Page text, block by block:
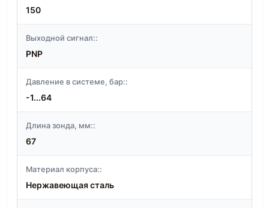
150
Выходной сигнал::
PNP
Давление в системе, бар::
-1...64
Длина зонда, мм::
67
Материал корпуса::
Нержавеющая сталь